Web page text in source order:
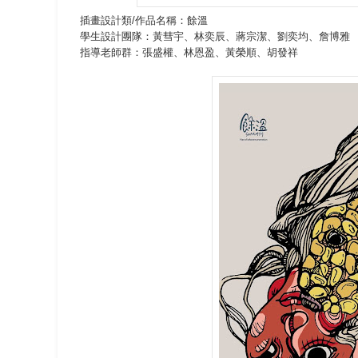
插畫設計類/作品名稱：餘溫
學生設計團隊：黃彗宇、林奕辰、蔣宗潔、劉奕均、詹博雅
指導老師群：張盛權、林恩盈、黃榮順、胡發祥